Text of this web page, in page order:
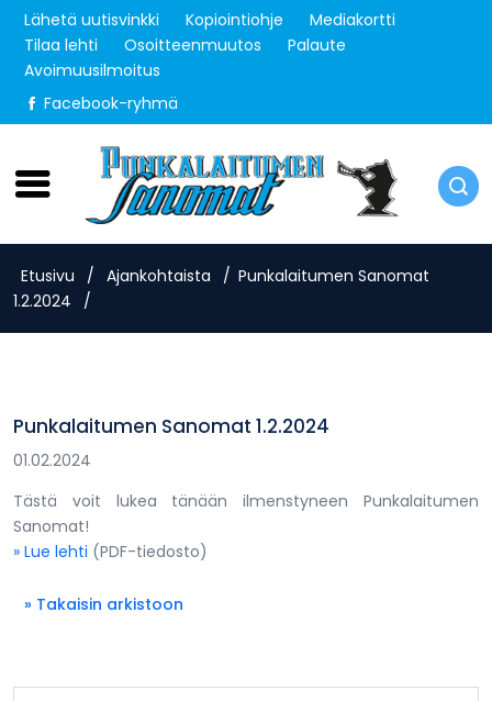
Lähetä uutisvinkki Kopiointiohje
Mediakortti
Tilaa lehti
Osoitteenmuutos
Palaute
Avoimuusilmoitus
Facebook-ryhmä
Maanantai 10.8.2026
Etusivu / Ajankohtaista / Punkalaitumen Sanomat
1.2.2024
/
Punkalaitumen Sanomat 1.2.2024
01.02.2024
Tästä voit lukea tänään ilmenstyneen Punkalaitumen
Sanomat!
» Lue lehti (PDF-tiedosto)
» Takaisin arkistoon